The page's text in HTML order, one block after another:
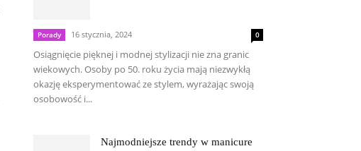
Porady 16 stycznia, 2024 0
Osiągnięcie pięknej i modnej stylizacji nie zna granic
wiekowych. Osoby po 50. roku życia mają niezwykłą
okazję eksperymentować ze stylem, wyrażając swoją
osobowość i...
Najmodniejsze trendy w manicure